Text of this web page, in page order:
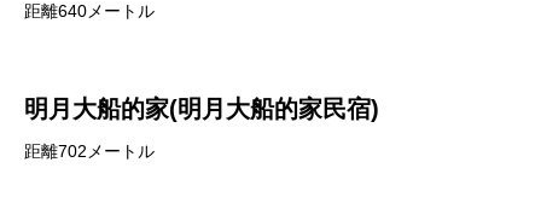
距離640メートル
明月大船的家(明月大船的家民宿)
距離702メートル